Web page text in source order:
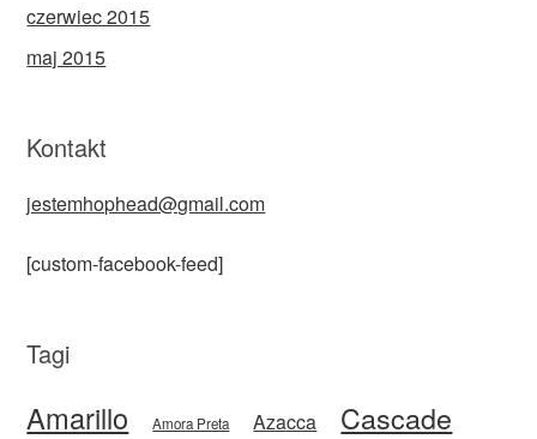
czerwiec 2015
maj 2015
Kontakt
jestemhophead@gmail.com
[custom-facebook-feed]
Tagi
Amarillo Amora Preta Azacca Cascade